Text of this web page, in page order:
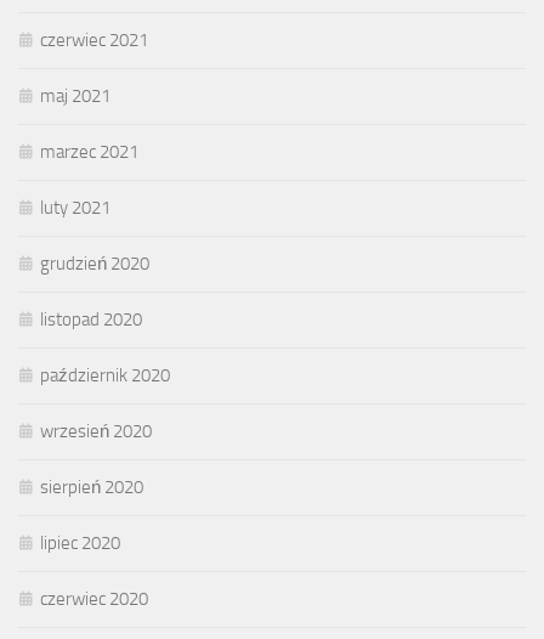
czerwiec 2021
maj 2021
marzec 2021
luty 2021
grudzień 2020
listopad 2020
październik 2020
wrzesień 2020
sierpień 2020
lipiec 2020
czerwiec 2020